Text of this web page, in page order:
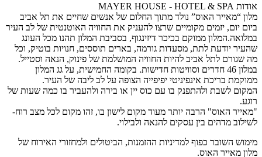
אודות MAYER HOUSE - HOTEL & SPA
מלון “מאייר האוס” נולד מתוך החלום של אנשים שחיים את תל אביב
ביום יום, יזמים מקומיים שרצו להעניק את החוויה האוטנטית של לב העיר
במלואה.המלון ממוקם בכיכר דיזינגוף, בסביבת המלון תהנו מכל העונג
שהעיר יודעת לתת, מסעדות גורמה, בארים תוססים, חנויות בוטיק, וכל
מה שגורם לתל אביב להיות החוויה המושלמת של פינוק, הנאה וסטייל.
במלון 46 חדרים וסוויטות חדישות. בקומה החמישית, על גג המלון
ממוקמת בריכת אינפיניטי יפיפייה הצופה על לב ליבה של העיר.
המקום לשבת ולהתפנק בו עם כוס יין או בירה ולהעביר בו כמה שעות של
רוגע.
"מאייר האוס" הרבה יותר מעוד מקום לישון בו, זהו מקום לכל מצב רוח-
לשילוב מדהים בין עסקים להנאה ולבילוי.
מימוש השובר כפוף למדיניות ההזמנות, הביטולים ולמחזורי האירוח של
מלון מאייר האוס.